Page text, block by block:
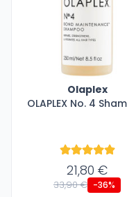
Olaplex
OLAPLEX No. 4
21,80 €
33,90 € -36%